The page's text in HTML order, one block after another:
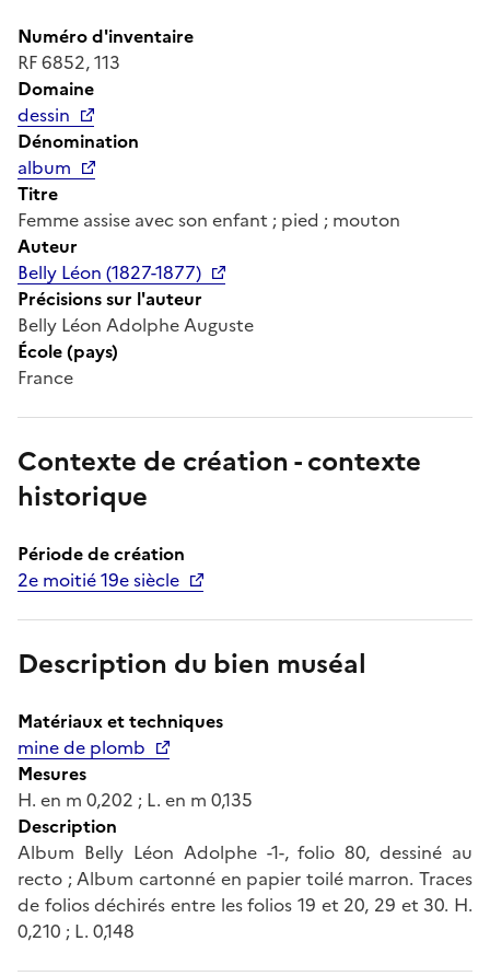
Numéro d'inventaire
RF 6852, 113
Domaine
dessin
Dénomination
album
Titre
Femme assise avec son enfant ; pied ; mouton
Auteur
Belly Léon (1827-1877)
Précisions sur l'auteur
Belly Léon Adolphe Auguste
École (pays)
France
Contexte de création - contexte
historique
Période de création
2e moitié 19e siècle
Description du bien muséal
Matériaux et techniques
mine de plomb
Mesures
H. en m 0,202 ; L. en m 0,135
Description
Album Belly Léon Adolphe -1-, folio 80, dessiné au
recto ; Album cartonné en papier toilé marron. Traces
de folios déchirés entre les folios 19 et 20, 29 et 30. H.
0,210 ; L. 0,148